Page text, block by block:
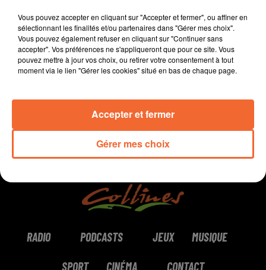
- L'actu sports
- Le parc oriental de Maulévrier et ses cerisiers en fleurs...
0:00 12 min 8 sec
RADIO PODCASTS JEUX MUSIQUE
SPORT CINÉMA CONTACT
Vous pouvez accepter en cliquant sur "Accepter et fermer", ou affiner en
sélectionnant les finalités et/ou partenaires dans "Gérer mes choix".
Vous pouvez également refuser en cliquant sur "Continuer sans
accepter". Vos préférences ne s'appliqueront que pour ce site. Vous
pouvez mettre à jour vos choix, ou retirer votre consentement à tout
moment via le lien "Gérer les cookies" situé en bas de chaque page.
Gérer mes choix
Accepter et fermer